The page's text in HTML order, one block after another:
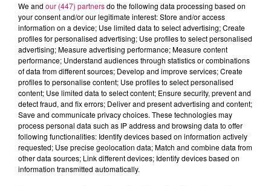
Canal fm
Geoffrey Deloux
La Ligne des Auditeurs
0:00 2 min 54 sec
28 février 2025 - 2 min 54 sec
28.02.2025 - SUIVI, LA FILLE DE LAURENCE
We and our (447) partnersdo the following data processing based on
your consent and/or our legitimate interest: Store and/or access
information on a device; Use limited data to select advertising; Create
profiles for personalised advertising; Use profiles to select personalised
advertising; Measure advertising performance; Measure content
performance; Understand audiences through statistics or combinations
of data from different sources; Develop and improve services; Create
profiles to personalise content; Use profiles to select personalised
content; Use limited data to select content; Ensure security, prevent and
detect fraud, and fix errors; Deliver and present advertising and content;
Save and communicate privacy choices. These technologies may
process personal data such as IP address and browsing data to offer
following functionalities: Identify devices based on information actively
requested; Use precise geolocation data; Match and combine data from
other data sources; Link different devices; Identify devices based on
information transmitted automatically.